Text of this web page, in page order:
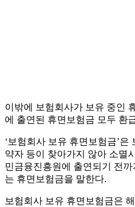
이밖에 보험회사가 보유 중인
에 출연된 휴면보험금 모두 환
‘보험회사 보유 휴면보험금’은
약자 등이 찾아가지 않아 소멸
민금융진흥원에 출연되기 전
는 휴면보험금을 말한다.
보험회사 보유 휴면보험금은